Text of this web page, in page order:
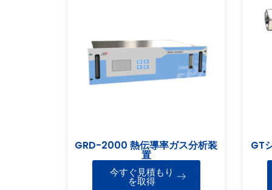
GRD-2000 熱伝導率ガス分析装
置
今すぐ見積もり
を取得
GT